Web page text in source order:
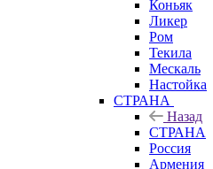
Коньяк
Ликер
Ром
Текила
Мескаль
Настойка
СТРАНА
Назад
СТРАНА
Россия
Армения